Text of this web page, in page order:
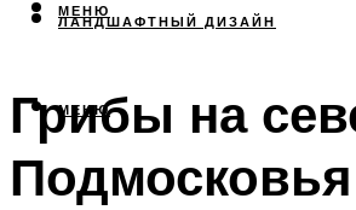
ЛАНДШАФТНЫЙ ДИЗАЙН
МЕНЮ
МЕНЮ
Грибы на
Подмосковья